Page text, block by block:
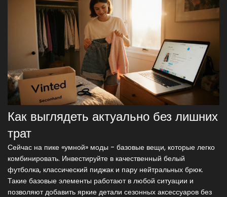
Как выглядеть актуально без лишних
трат
Сейчас на пике «умной» моды - базовые вещи, которые легко
комбинировать. Инвестируйте в качественный белый
футболка, классический пиджак и пару нейтральных брюк.
Такие базовые элементы работают в любой ситуации и
позволяют добавить яркие детали сезонных аксессуаров без